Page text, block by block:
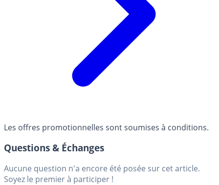
Les offres promotionnelles sont soumises à conditions.
Questions & Échanges
Aucune question n'a encore été posée sur cet article.
Soyez le premier à participer !